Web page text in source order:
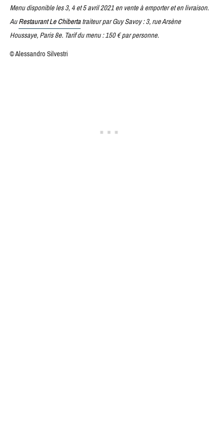
Menu disponible les 3, 4 et 5 avril 2021 en vente à emporter et en livraison.
AuRestaurant Le Chibertatraiteur par Guy Savoy : 3, rue Arsène
Houssaye, Paris 8e. Tarif du menu : 150 € par personne.
© Alessandro Silvestri